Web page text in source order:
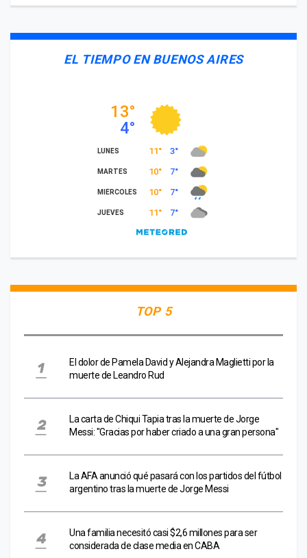
EL TIEMPO EN BUENOS AIRES
TOP 5
El dolor de Pamela David y Alejandra Maglietti por la
muerte de Leandro Rud
La carta de Chiqui Tapia tras la muerte de Jorge
Messi: "Gracias por haber criado a una gran persona"
La AFA anunció qué pasará con los partidos del fútbol
argentino tras la muerte de Jorge Messi
Una familia necesitó casi $2,6 millones para ser
considerada de clase media en CABA